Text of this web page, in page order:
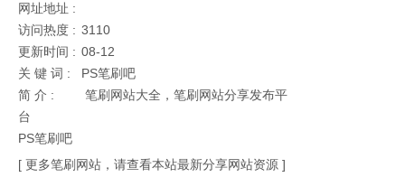
网址地址 :
访问热度 : 3110
更新时间 : 08-12
关 键 词 :
PS笔刷吧
简 介 :
笔刷网站大全，笔刷网站分享发布平
台
PS笔刷吧
[ 更多笔刷网站，请查看本站最新分享网站资源 ]